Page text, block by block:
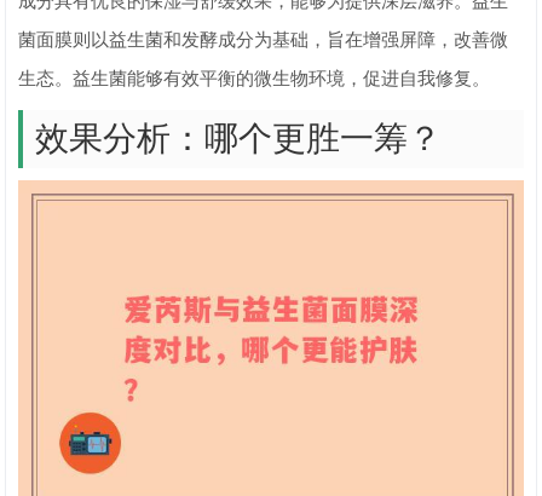
菌面膜则以益生菌和发酵成分为基础，旨在增强屏障，改善微
生态。益生菌能够有效平衡的微生物环境，促进自我修复。
效果分析：哪个更胜一筹？